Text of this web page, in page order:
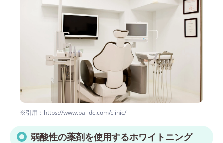
※引用：https://www.pal-dc.com/clinic/
弱酸性の薬剤を使用するホワイトニング